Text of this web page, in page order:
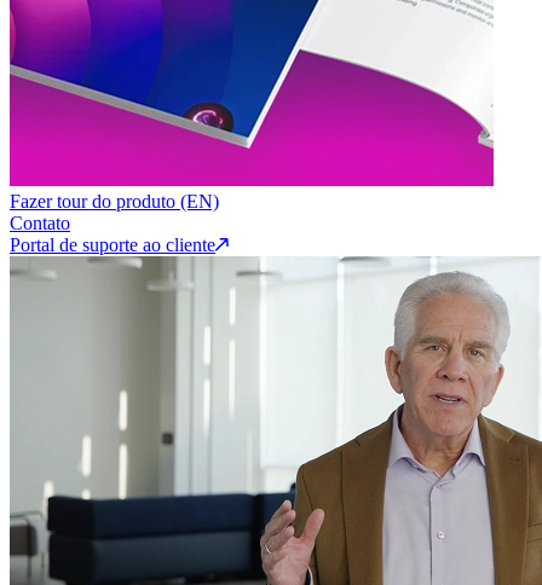
Fazer tour do produto (EN)
Contato
Portal de suporte ao cliente